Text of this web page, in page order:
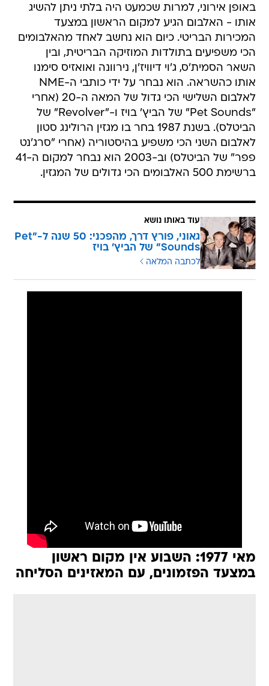
באופן אירוני, למרות שכמעט היה בלתי ניתן להשיג
אותו - האלבום הגיע למקום הראשון במצעד
המכירות הבריטי. כיום הוא נחשב לאחד מהאלבומים
הכי משפיעים בתולדות המוזיקה הבריטית, ובין
השאר הסמית'ס, ג'וי דיוויז'ן, נירוונה ואואזיס סימנו
אותו כהשראה. הוא נבחר על ידי כותבי ה-NME
לאלבום השלישי הכי גדול של המאה ה-20 (אחרי
"Pet Sounds" של הביץ' בויז ו-"Revolver" של
הביטלס). בשנת 1987 בחר בו מגזין הרולינג סטון
לאלבום השני הכי משפיע בהיסטוריה (אחרי "סרג'נט
פפר" של הביטלס) וב-2003 הוא נבחר למקום ה-41
ברשימת 500 האלבומים הכי גדולים של המגזין.
עוד באותו נושא
גאוני, פורץ דרך, מהפכני: 50 שנה ל-"Pet
Sounds" של הביץ' בויז
לכתבה המלאה
מאי 1977: השבוע אין מקום ראשון
במצעד הפזמונים, עם המאזינים הסליחה